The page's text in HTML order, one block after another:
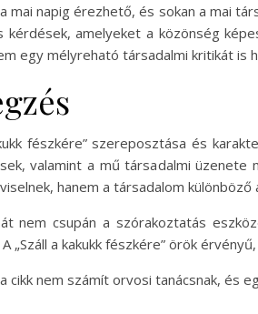
mai napig érezhető, és sokan a mai
kérdések, amelyeket a közönség
egy mélyreható társadalmi kritikát is
fészkére” szereposztása és
valamint a mű társadalmi üzenete
hanem a társadalom
nem csupán a szórakoztatás
„Száll a kakukk fészkére” örök
cikk nem számít orvosi tanácsnak, és